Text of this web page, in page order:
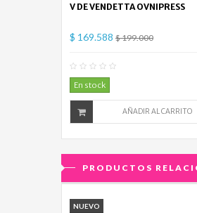
V DE VENDETTA OVNIPRESS
$ 169.588 $ 199.000
En stock
AÑADIR AL CARRITO
PRODUCTOS
NUEVO